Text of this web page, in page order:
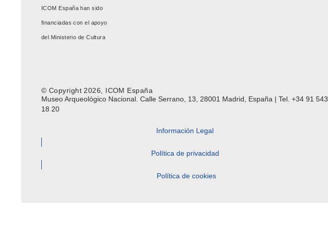
ICOM España han sido
financiadas con el apoyo
del Ministerio de Cultura
© Copyright 2026, ICOM España
Museo Arqueológico Nacional. Calle Serrano, 13, 28001 Madrid, España | Tel. +34 91 543
18 20
Información Legal
Política de privacidad
Política de cookies